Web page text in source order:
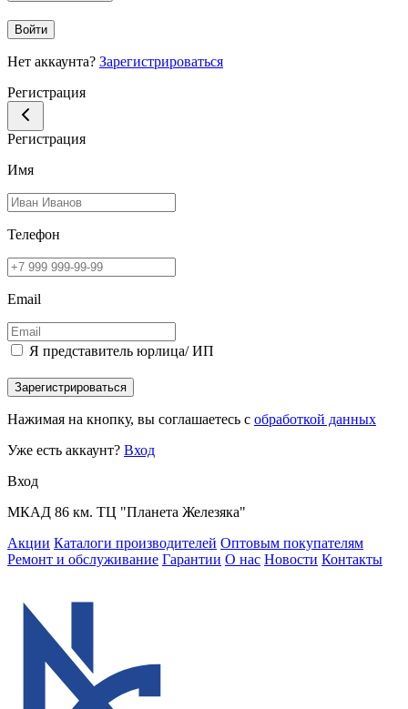
Войти
Нет аккаунта? Зарегистрироваться
Регистрация
Регистрация
Имя
Телефон
Email
Я представитель юрлица/ ИП
Зарегистрироваться
Нажимая на кнопку, вы соглашаетесь с обработкой данных
Уже есть аккаунт? Вход
Вход
МКАД 86 км. ТЦ "Планета Железяка"
Акции Каталоги производителей Оптовым покупателям
Ремонт и обслуживание Гарантии О нас Новости Контакты